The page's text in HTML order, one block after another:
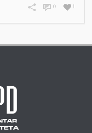
1
0